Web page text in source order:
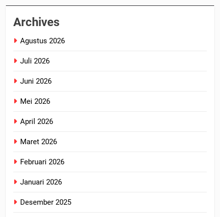
Archives
Agustus 2026
Juli 2026
Juni 2026
Mei 2026
April 2026
Maret 2026
Februari 2026
Januari 2026
Desember 2025